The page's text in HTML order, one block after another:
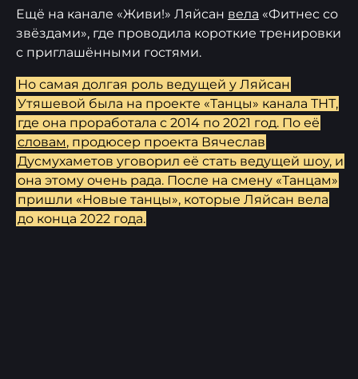
Ещё на канале «Живи!» Ляйсан вела «Фитнес со
звёздами», где проводила короткие тренировки
с приглашёнными гостями.
Но самая долгая роль ведущей у Ляйсан
Утяшевой была на проекте «Танцы» канала ТНТ,
где она проработала с 2014 по 2021 год. По её
словам, продюсер проекта Вячеслав
Дусмухаметов уговорил её стать ведущей шоу, и
она этому очень рада. После на смену «Танцам»
пришли «Новые танцы», которые Ляйсан вела
до конца 2022 года.